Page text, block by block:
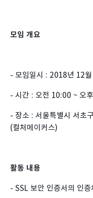
모임 개요
- 모임일시 : 2018년 12
- 시간 : 오전 10:00 ~ 오
- 장소 : 서울특별시 서초
(컬처메이커스)
활동 내용
- SSL 보안 인증서의 인증